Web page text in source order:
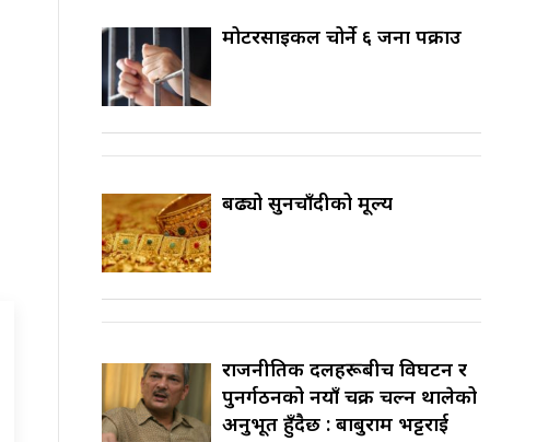
मोटरसाइकल चोर्ने ६ जना पक्राउ
बढ्यो सुनचाँदीको मूल्य
राजनीतिक दलहरूबीच विघटन र
पुनर्गठनको नयाँ चक्र चल्न थालेको
अनुभूत हुँदैछ : बाबुराम भट्टराई